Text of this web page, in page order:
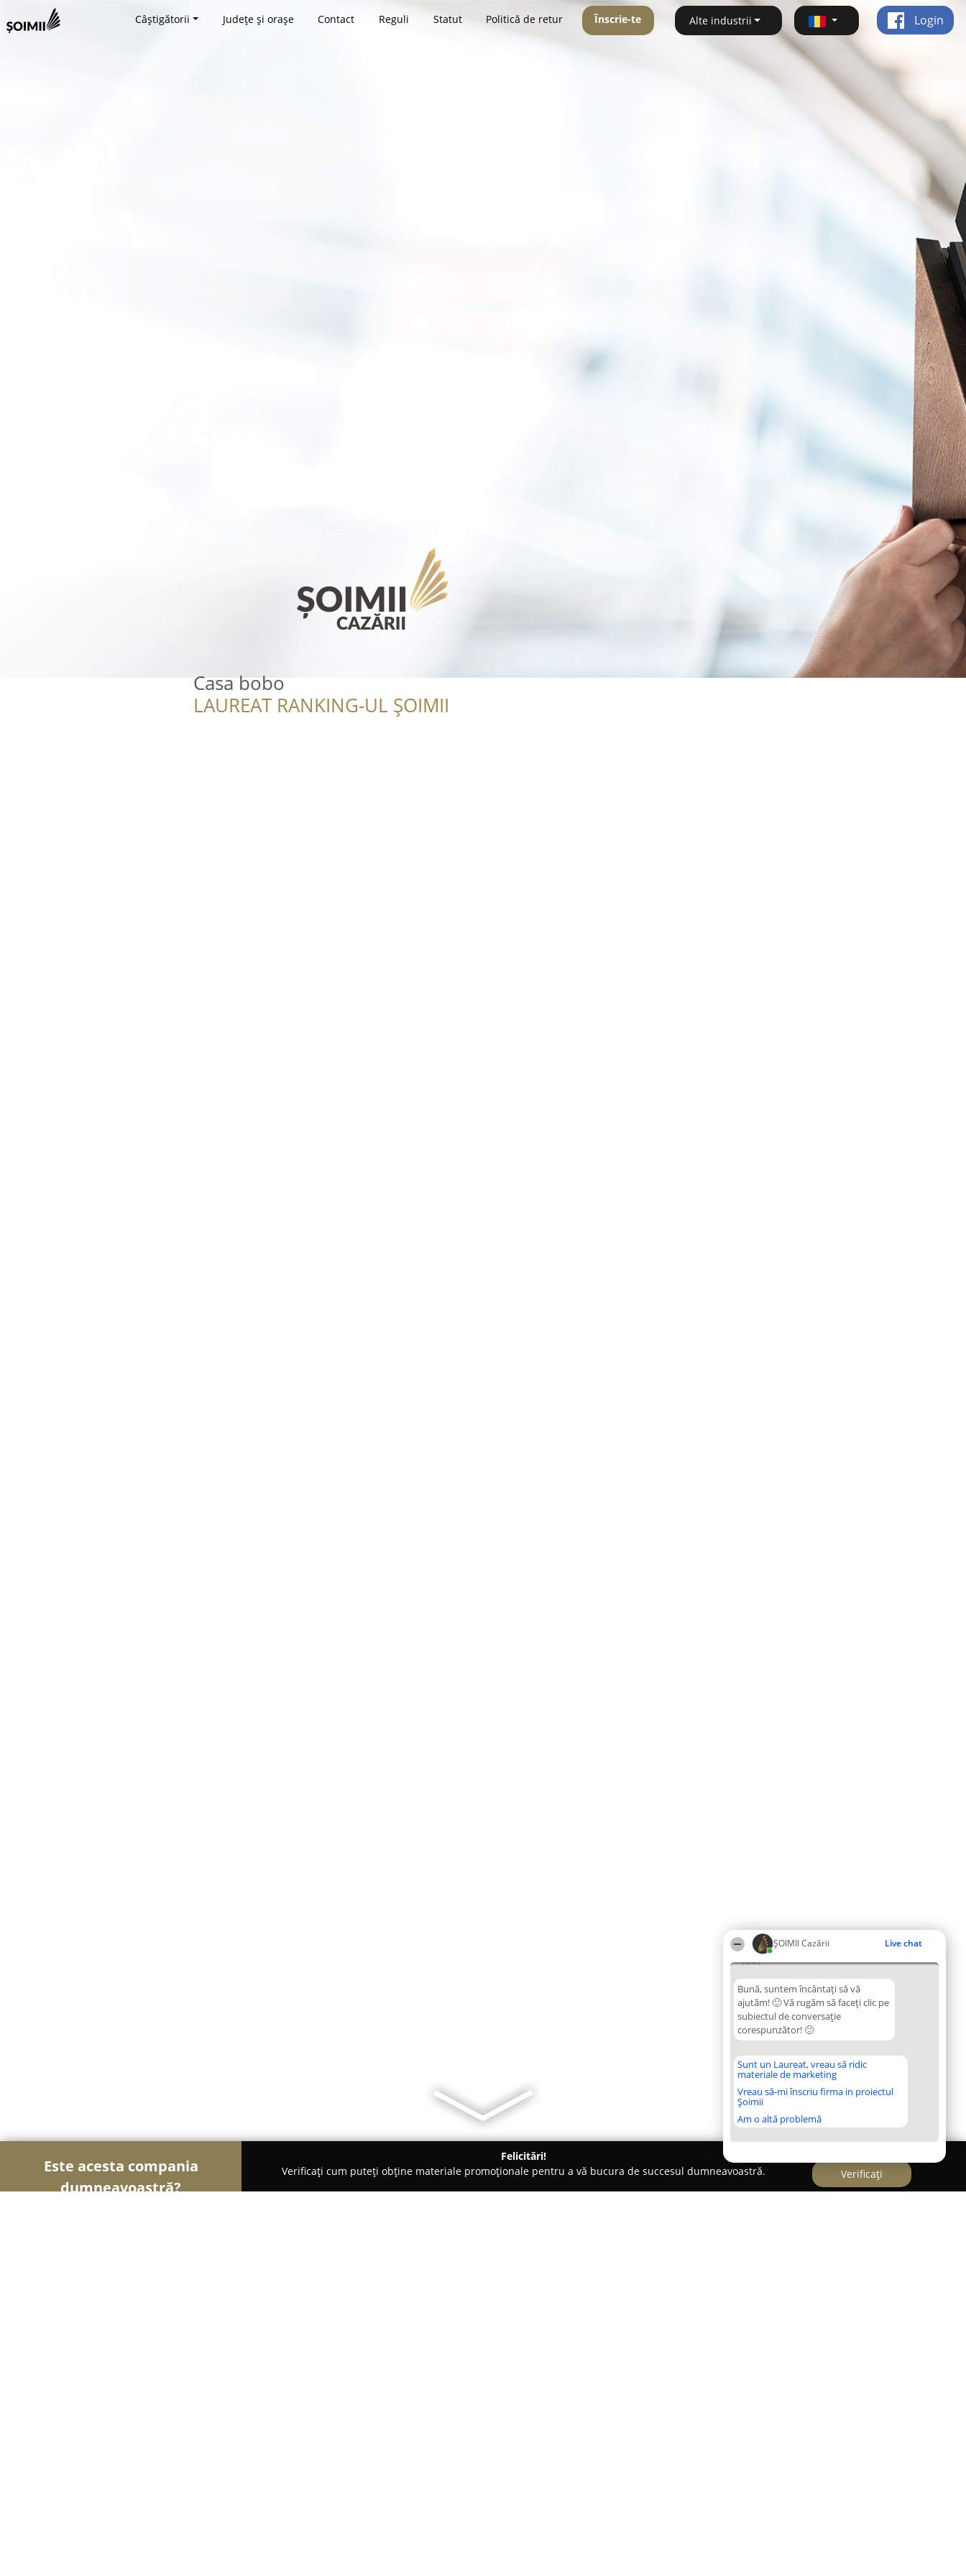
ȘOIMII Cazării Live chat
08:43
Bună, suntem încântați să vă
ajutăm! 🙂 Vă rugăm să faceți clic pe
subiectul de conversație
corespunzător! 🙂
Sunt un Laureat, vreau să ridic
materiale de marketing
Vreau să-mi înscriu firma in proiectul
Șoimii
Am o altă problemă
Câștigătorii Județe și orașe Contact Reguli Statut Politică de retur Înscrie-te Alte industrii Login
Casa bobo
LAUREAT RANKING-UL ȘOIMII
Este acesta compania
dumneavoastră?
Felicitări!
Verificați cum puteți obține materiale promoționale pentru a vă bucura de succesul dumneavoastră.
Verificați